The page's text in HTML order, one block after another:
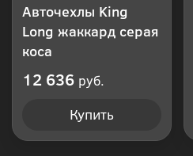
Авточехлы King
Long жаккард серая
коса
12 636 руб.
Купить